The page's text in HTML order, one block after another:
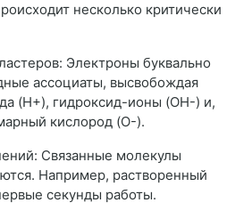
несколько критически
Электроны буквально
ассоциаты, высвобождая
(H+), гидроксид-ионы (OH-) и,
кислород (O-).
Связанные молекулы
Например, растворенный
секунды работы.